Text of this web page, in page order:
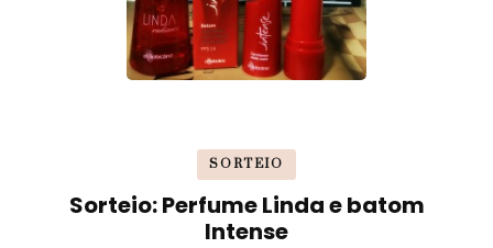
SORTEIO
Sorteio: Perfume Linda e batom
Intense